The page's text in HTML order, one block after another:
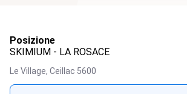
Posizione
SKIMIUM - LA ROSACE
Le Village, Ceillac 5600